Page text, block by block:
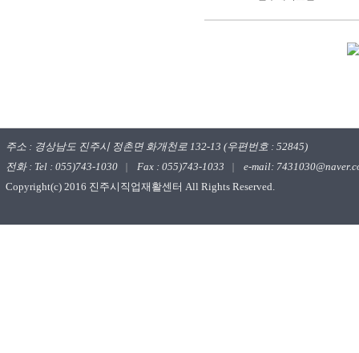
주소 : 경상남도 진주시 정촌면 화개천로 132-13 (우편번호 : 52845)
전화 : Tel : 055)743-1030 | Fax : 055)743-1033 |
e-mail:
Copyright(c) 2016 진주시직업재활센터 All Rights Reserved.